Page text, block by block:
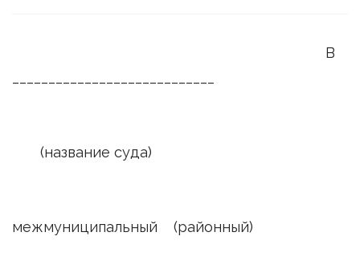
В
(название суда)
межмуниципальный (районный)